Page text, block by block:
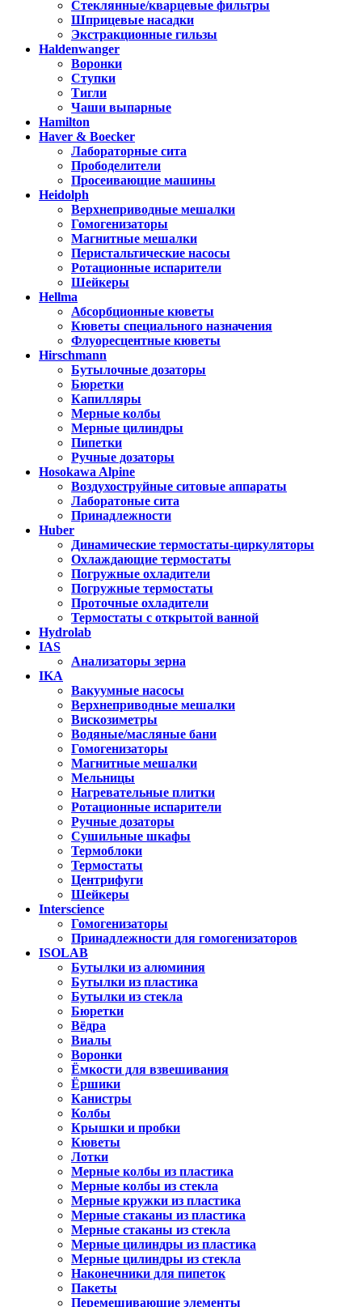
Стеклянные/кварцевые фильтры
Шприцевые насадки
Экстракционные гильзы
Haldenwanger
Воронки
Ступки
Тигли
Чаши выпарные
Hamilton
Haver & Boecker
Лабораторные сита
Прободелители
Просеивающие машины
Heidolph
Верхнеприводные мешалки
Гомогенизаторы
Магнитные мешалки
Перистальтические насосы
Ротационные испарители
Шейкеры
Hellma
Абсорбционные кюветы
Кюветы специального назначения
Флуоресцентные кюветы
Hirschmann
Бутылочные дозаторы
Бюретки
Капилляры
Мерные колбы
Мерные цилиндры
Пипетки
Ручные дозаторы
Hosokawa Alpine
Воздухоструйные ситовые аппараты
Лаборатоные сита
Принадлежности
Huber
Динамические термостаты-циркуляторы
Охлаждающие термостаты
Погружные охладители
Погружные термостаты
Проточные охладители
Термостаты с открытой ванной
Hydrolab
IAS
Анализаторы зерна
IKA
Вакуумные насосы
Верхнеприводные мешалки
Вискозиметры
Водяные/масляные бани
Гомогенизаторы
Магнитные мешалки
Мельницы
Нагревательные плитки
Ротационные испарители
Ручные дозаторы
Сушильные шкафы
Термоблоки
Термостаты
Центрифуги
Шейкеры
Interscience
Гомогенизаторы
Принадлежности для гомогенизаторов
ISOLAB
Бутылки из алюминия
Бутылки из пластика
Бутылки из стекла
Бюретки
Вёдра
Виалы
Воронки
Ёмкости для взвешивания
Ёршики
Канистры
Колбы
Крышки и пробки
Кюветы
Лотки
Мерные колбы из пластика
Мерные колбы из стекла
Мерные кружки из пластика
Мерные стаканы из пластика
Мерные стаканы из стекла
Мерные цилиндры из пластика
Мерные цилиндры из стекла
Наконечники для пипеток
Пакеты
Перемешивающие элементы